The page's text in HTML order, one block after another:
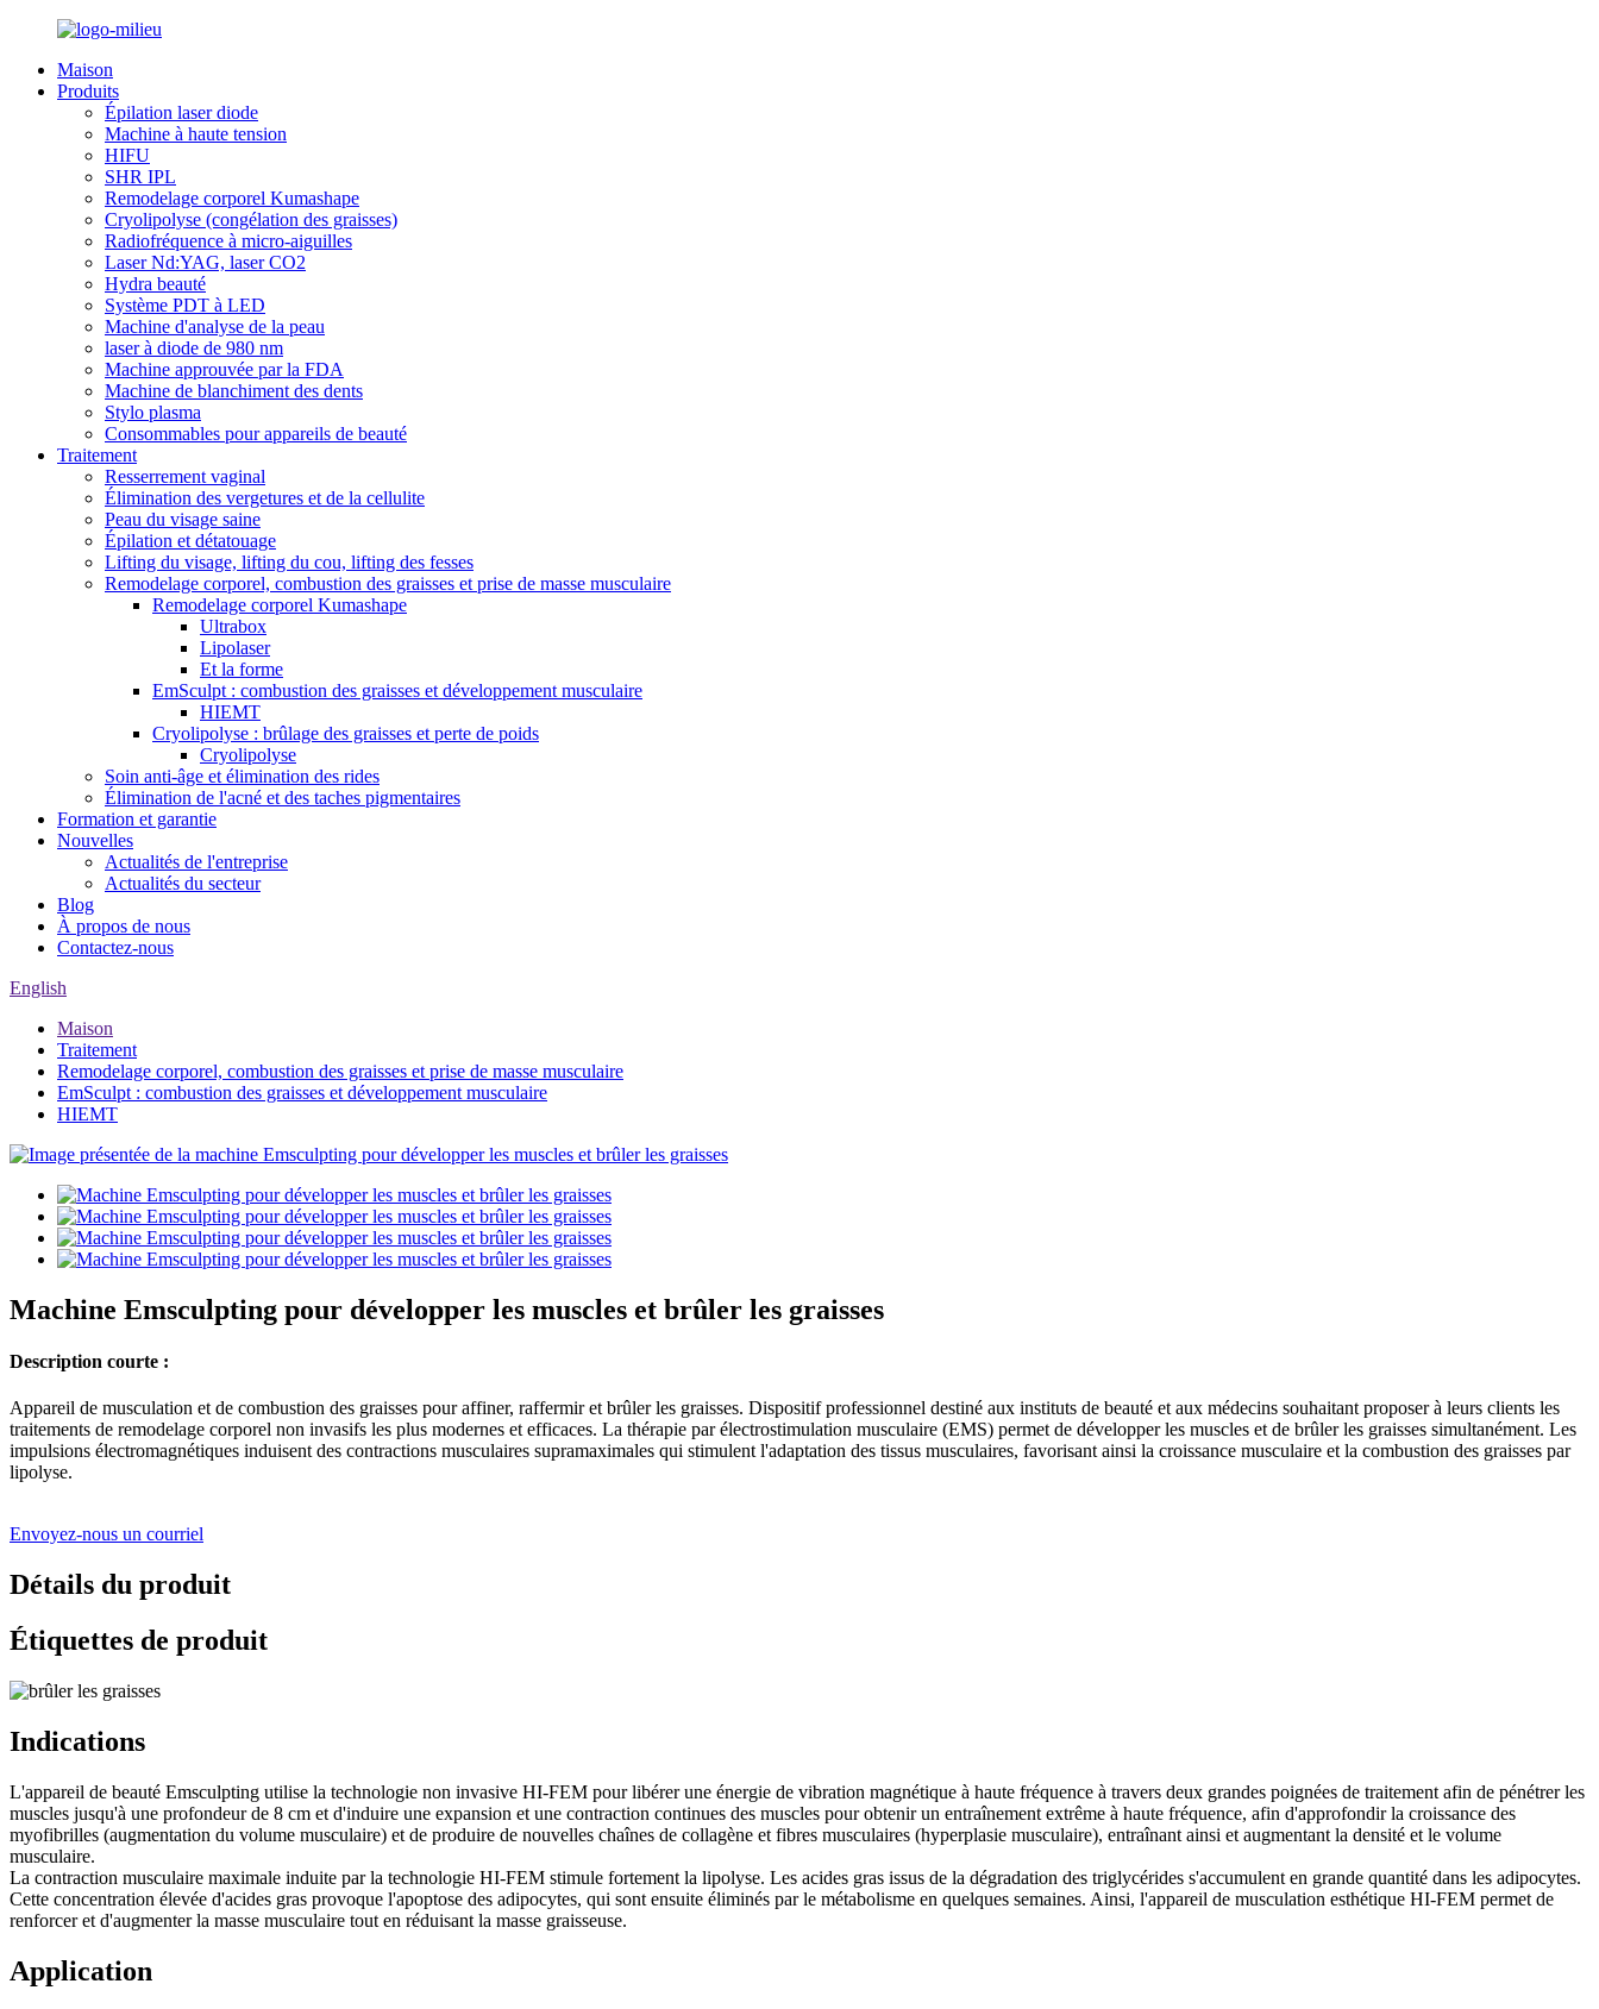
Maison
Produits
Épilation laser diode
Machine à haute tension
HIFU
SHR IPL
Remodelage corporel Kumashape
Cryolipolyse (congélation des graisses)
Radiofréquence à micro-aiguilles
Laser Nd:YAG, laser CO2
Hydra beauté
Système PDT à LED
Machine d'analyse de la peau
laser à diode de 980 nm
Machine approuvée par la FDA
Machine de blanchiment des dents
Stylo plasma
Consommables pour appareils de beauté
Traitement
Resserrement vaginal
Élimination des vergetures et de la cellulite
Peau du visage saine
Épilation et détatouage
Lifting du visage, lifting du cou, lifting des fesses
Remodelage corporel, combustion des graisses et prise de masse musculaire
Remodelage corporel Kumashape
Ultrabox
Lipolaser
Et la forme
EmSculpt : combustion des graisses et développement musculaire
HIEMT
Cryolipolyse : brûlage des graisses et perte de poids
Cryolipolyse
Soin anti-âge et élimination des rides
Élimination de l'acné et des taches pigmentaires
Formation et garantie
Nouvelles
Actualités de l'entreprise
Actualités du secteur
Blog
À propos de nous
Contactez-nous
English
Maison
Traitement
Remodelage corporel, combustion des graisses et prise de masse musculaire
EmSculpt : combustion des graisses et développement musculaire
HIEMT
Machine Emsculpting pour développer les muscles et brûler les graisses
Description courte :
Appareil de musculation et de combustion des graisses pour affiner, raffermir et brûler les graisses. Dispositif professionnel destiné aux instituts de beauté et aux médecins souhaitant proposer à leurs clients les
traitements de remodelage corporel non invasifs les plus modernes et efficaces. La thérapie par électrostimulation musculaire (EMS) permet de développer les muscles et de brûler les graisses simultanément. Les
impulsions électromagnétiques induisent des contractions musculaires supramaximales qui stimulent l'adaptation des tissus musculaires, favorisant ainsi la croissance musculaire et la combustion des graisses par
lipolyse.
Envoyez-nous un courriel
Détails du produit
Étiquettes de produit
Indications
L'appareil de beauté Emsculpting utilise la technologie non invasive HI-FEM pour libérer une énergie de vibration magnétique à haute fréquence à travers deux grandes poignées de traitement afin de pénétrer les
muscles jusqu'à une profondeur de 8 cm et d'induire une expansion et une contraction continues des muscles pour obtenir un entraînement extrême à haute fréquence, afin d'approfondir la croissance des
myofibrilles (augmentation du volume musculaire) et de produire de nouvelles chaînes de collagène et fibres musculaires (hyperplasie musculaire), entraînant ainsi et augmentant la densité et le volume
musculaire.
La contraction musculaire maximale induite par la technologie HI-FEM stimule fortement la lipolyse. Les acides gras issus de la dégradation des triglycérides s'accumulent en grande quantité dans les adipocytes.
Cette concentration élevée d'acides gras provoque l'apoptose des adipocytes, qui sont ensuite éliminés par le métabolisme en quelques semaines. Ainsi, l'appareil de musculation esthétique HI-FEM permet de
renforcer et d'augmenter la masse musculaire tout en réduisant la masse graisseuse.
Application